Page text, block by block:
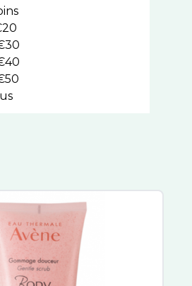
Prodigieux
Ultra